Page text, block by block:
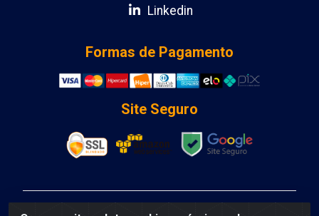
Linkedin
Formas de Pagamento
Site Seguro
DCA DISTRIBUIDORA DE COSMETICOS LTDA - AV